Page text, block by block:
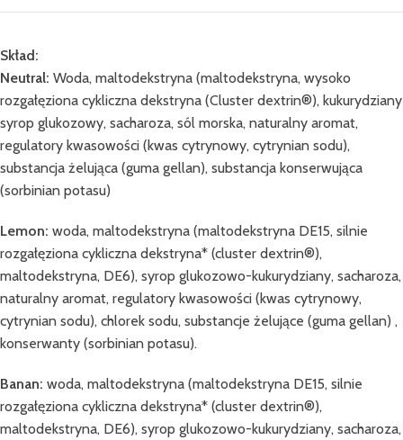
Skład:
Neutral: Woda, maltodekstryna (maltodekstryna, wysoko
rozgałęziona cykliczna dekstryna (Cluster dextrin®), kukurydziany
syrop glukozowy, sacharoza, sól morska, naturalny aromat,
regulatory kwasowości (kwas cytrynowy, cytrynian sodu),
substancja żelująca (guma gellan), substancja konserwująca
(sorbinian potasu)
Lemon: woda, maltodekstryna (maltodekstryna DE15, silnie
rozgałęziona cykliczna dekstryna* (cluster dextrin®),
maltodekstryna, DE6), syrop glukozowo-kukurydziany, sacharoza,
naturalny aromat, regulatory kwasowości (kwas cytrynowy,
cytrynian sodu), chlorek sodu, substancje żelujące (guma gellan) ,
konserwanty (sorbinian potasu).
Banan: woda, maltodekstryna (maltodekstryna DE15, silnie
rozgałęziona cykliczna dekstryna* (cluster dextrin®),
maltodekstryna, DE6), syrop glukozowo-kukurydziany, sacharoza,